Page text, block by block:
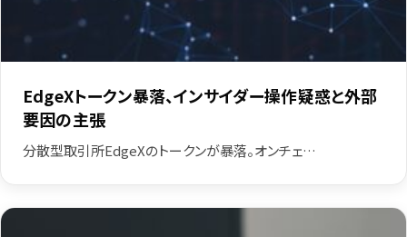
EdgeXトークン暴落、インサイダー操作疑惑と外部
要因の主張
分散型取引所EdgeXのトークンが暴落。オンチェ…